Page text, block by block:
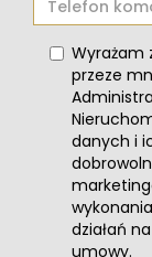
Wyrażam
przeze
danych i
działań
umowy.